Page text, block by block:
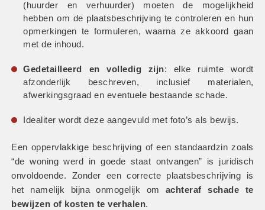
(huurder en verhuurder) moeten de mogelijkheid
hebben om de plaatsbeschrijving te controleren en hun
opmerkingen te formuleren, waarna ze akkoord gaan
met de inhoud.
Gedetailleerd en volledig zijn: elke ruimte wordt
afzonderlijk beschreven, inclusief materialen,
afwerkingsgraad en eventuele bestaande schade.
Idealiter wordt deze aangevuld met foto’s als bewijs.
Een oppervlakkige beschrijving of een standaardzin zoals
“de woning werd in goede staat ontvangen” is juridisch
onvoldoende. Zonder een correcte plaatsbeschrijving is
het namelijk bijna onmogelijk om
achteraf schade te
bewijzen of kosten te verhalen.